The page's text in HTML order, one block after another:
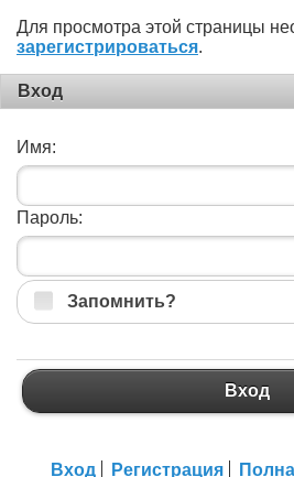
Для просмотра этой страницы
зарегистрироваться.
Вход
Имя:
Пароль:
Запомнить?
Вход
Вход Регистрация